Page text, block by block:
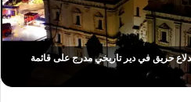
حريق في دير تاريخي مدرج على قائمة